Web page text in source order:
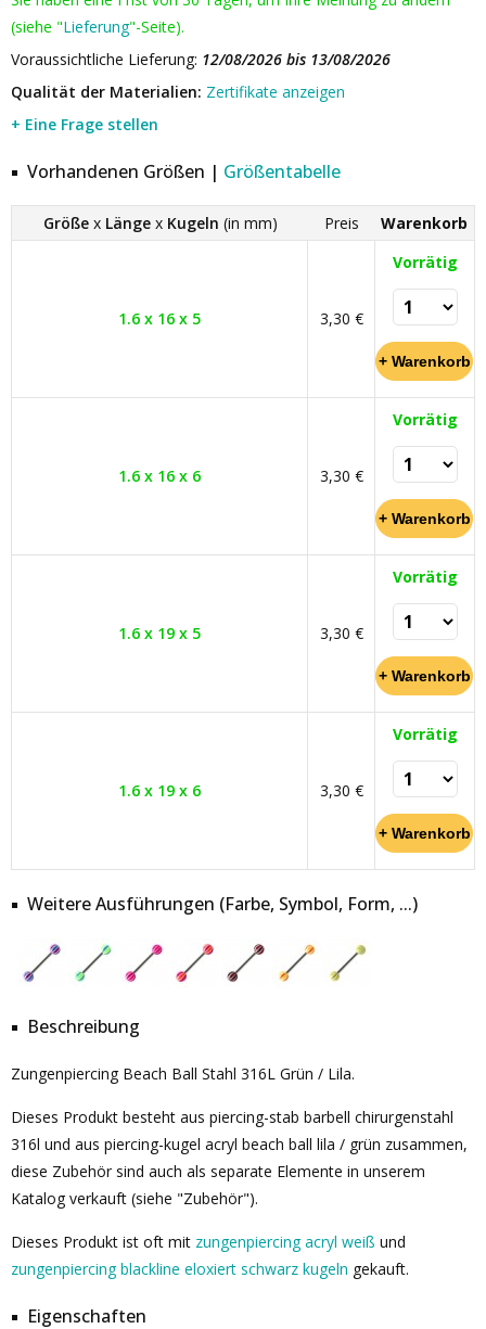
(siehe "Lieferung"-Seite).
Voraussichtliche Lieferung: 12/08/2026 bis 13/08/2026
Qualität der Materialien: Zertifikate anzeigen
+ Eine Frage stellen
Vorhandenen Größen | Größentabelle
Größe x Länge x Kugeln (in mm) Preis Warenkorb
1.6 x 16 x 5 3,30 €
Vorrätig
1.6 x 16 x 6 3,30 €
Vorrätig
1.6 x 19 x 5 3,30 €
Vorrätig
1.6 x 19 x 6 3,30 €
Vorrätig
Weitere Ausführungen (Farbe, Symbol, Form, ...)
Beschreibung
Zungenpiercing Beach Ball Stahl 316L Grün / Lila.
Dieses Produkt besteht aus piercing-stab barbell chirurgenstahl
316l und aus piercing-kugel acryl beach ball lila / grün zusammen,
diese Zubehör sind auch als separate Elemente in unserem
Katalog verkauft (siehe "Zubehör").
Dieses Produkt ist oft mit zungenpiercing acryl weiß und
zungenpiercing blackline eloxiert schwarz kugeln gekauft.
Eigenschaften